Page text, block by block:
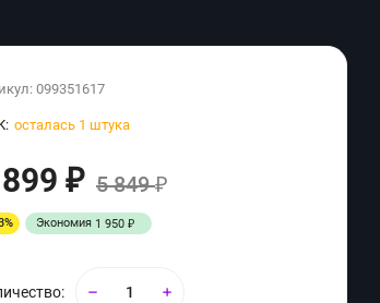
099351617
осталась 1 штука
₽ 5 849₽
Экономия 1 950₽